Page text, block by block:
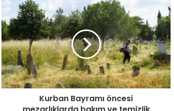
Kurban Bayramı öncesi